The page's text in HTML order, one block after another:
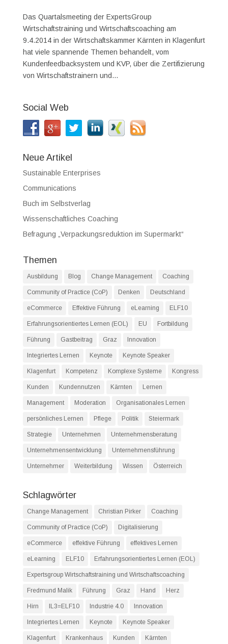
Das Quartalsmeeting der ExpertsGroup
Wirtschaftstraining und Wirtschaftscoaching am
9.4.2014 in der Wirtschaftskammer Kärnten in Klagenfurt
hat viele spannende Themen behandelt, vom
Kundenfeedbacksystem und KVP, über die Zertifizierung
von Wirtschaftstrainern und...
Social Web
Neue Artikel
Sustainable Enterprises
Communications
Buch im Selbstverlag
Wissenschaftliches Coaching
Befragung „Verpackungsreduktion im Supermarkt“
Themen
Ausbildung Blog Change Management Coaching
Community of Practice (CoP) Denken Deutschland
eCommerce Effektive Führung eLearning ELF10
Erfahrungsorientiertes Lernen (EOL) EU Fortbildung
Führung Gastbeitrag Graz Innovation
Integriertes Lernen Keynote Keynote Speaker
Klagenfurt Kompetenz Komplexe Systeme Kongress
Kunden Kundennutzen Kärnten Lernen
Management Moderation Organisationales Lernen
persönliches Lernen Pflege Politik Steiermark
Strategie Unternehmen Unternehmensberatung
Unternehmensentwicklung Unternehmensführung
Unternehmer Weiterbildung Wissen Österreich
Schlagwörter
Change Management Christian Pirker Coaching
Community of Practice (CoP) Digitalisierung
eCommerce effektive Führung effektives Lernen
eLearning ELF10 Erfahrungsorientiertes Lernen (EOL)
Expertsgroup Wirtschaftstraining und Wirtschaftscoaching
Fredmund Malik Führung Graz Hand Herz
Hirn IL3=ELF10 Industrie 4.0 Innovation
Integriertes Lernen Keynote Keynote Speaker
Klagenfurt Krankenhaus Kunden Kärnten